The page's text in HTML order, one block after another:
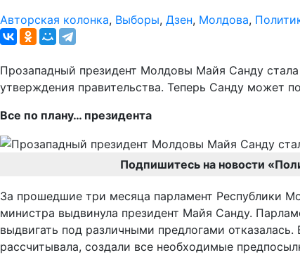
Авторская колонка, Выборы, Дзен, Молдова,
Прозападный президент Молдовы Майя Санду
утверждения правительства. Теперь Санду может
Все по плану… президента
Подпишитесь на новости
За прошедшие три месяца парламент Республики
министра выдвинула президент Майя Санду.
выдвигать под различными предлогами
рассчитывала, создали все необходимые